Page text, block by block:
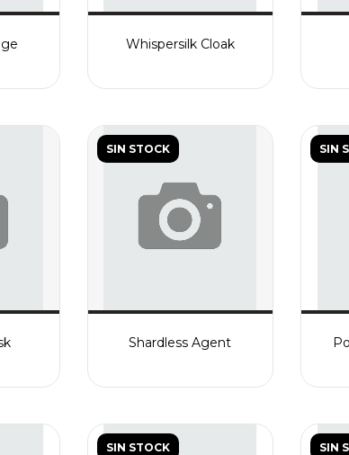
Whispersilk Cloak
SIN STOCK
Shardless Agent
SIN
SIN STOCK SIN